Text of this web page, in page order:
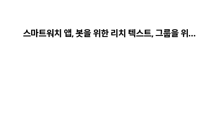
스마트워치 앱, 봇을 위한 리치 텍스트, 그룹을 위…